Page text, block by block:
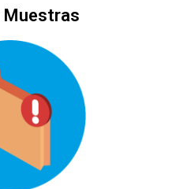
Muestras